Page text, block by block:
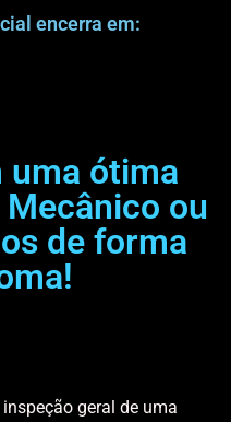
encerra em:
uma ótima
ou
de forma
geral de uma